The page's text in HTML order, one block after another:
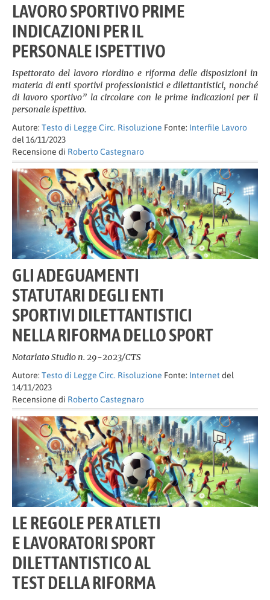
LAVORO SPORTIVO PRIME
INDICAZIONI PER IL
PERSONALE ISPETTIVO
Ispettorato del lavoro riordino e riforma delle disposizioni in
materia di enti sportivi professionistici e dilettantistici, nonché
di lavoro sportivo” la circolare con le prime indicazioni per il
personale ispettivo.
Autore: Testo di Legge Circ. Risoluzione Fonte: Interfile Lavoro
del 16/11/2023
Recensione di Roberto Castegnaro
GLI ADEGUAMENTI
STATUTARI DEGLI ENTI
SPORTIVI DILETTANTISTICI
NELLA RIFORMA DELLO SPORT
Notariato Studio n. 29-2023/CTS
Autore: Testo di Legge Circ. Risoluzione Fonte: Internet del
14/11/2023
Recensione di Roberto Castegnaro
LE REGOLE PER ATLETI
E LAVORATORI SPORT
DILETTANTISTICO AL
TEST DELLA RIFORMA